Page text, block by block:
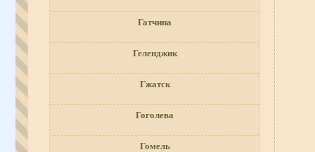
Гатчина
Геленджик
Гжатск
Гоголева
Гомель